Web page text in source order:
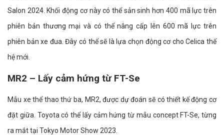
Salon 2024. Khối động cơ này có thể sản sinh hơn 400 mã lực trên
phiên bản thương mại và có thể nâng cấp lên 600 mã lực trên
phiên bản xe đua. Đây có thể sẽ là lựa chọn động cơ cho Celica thế
hệ mới.
MR2 – Lấy cảm hứng từ FT-Se
Mẫu xe thể thao thứ ba, MR2, được dự đoán sẽ có thiết kế động cơ
đặt giữa. Toyota có thể lấy cảm hứng từ mẫu concept FT-Se, từng
ra mắt tại Tokyo Motor Show 2023.